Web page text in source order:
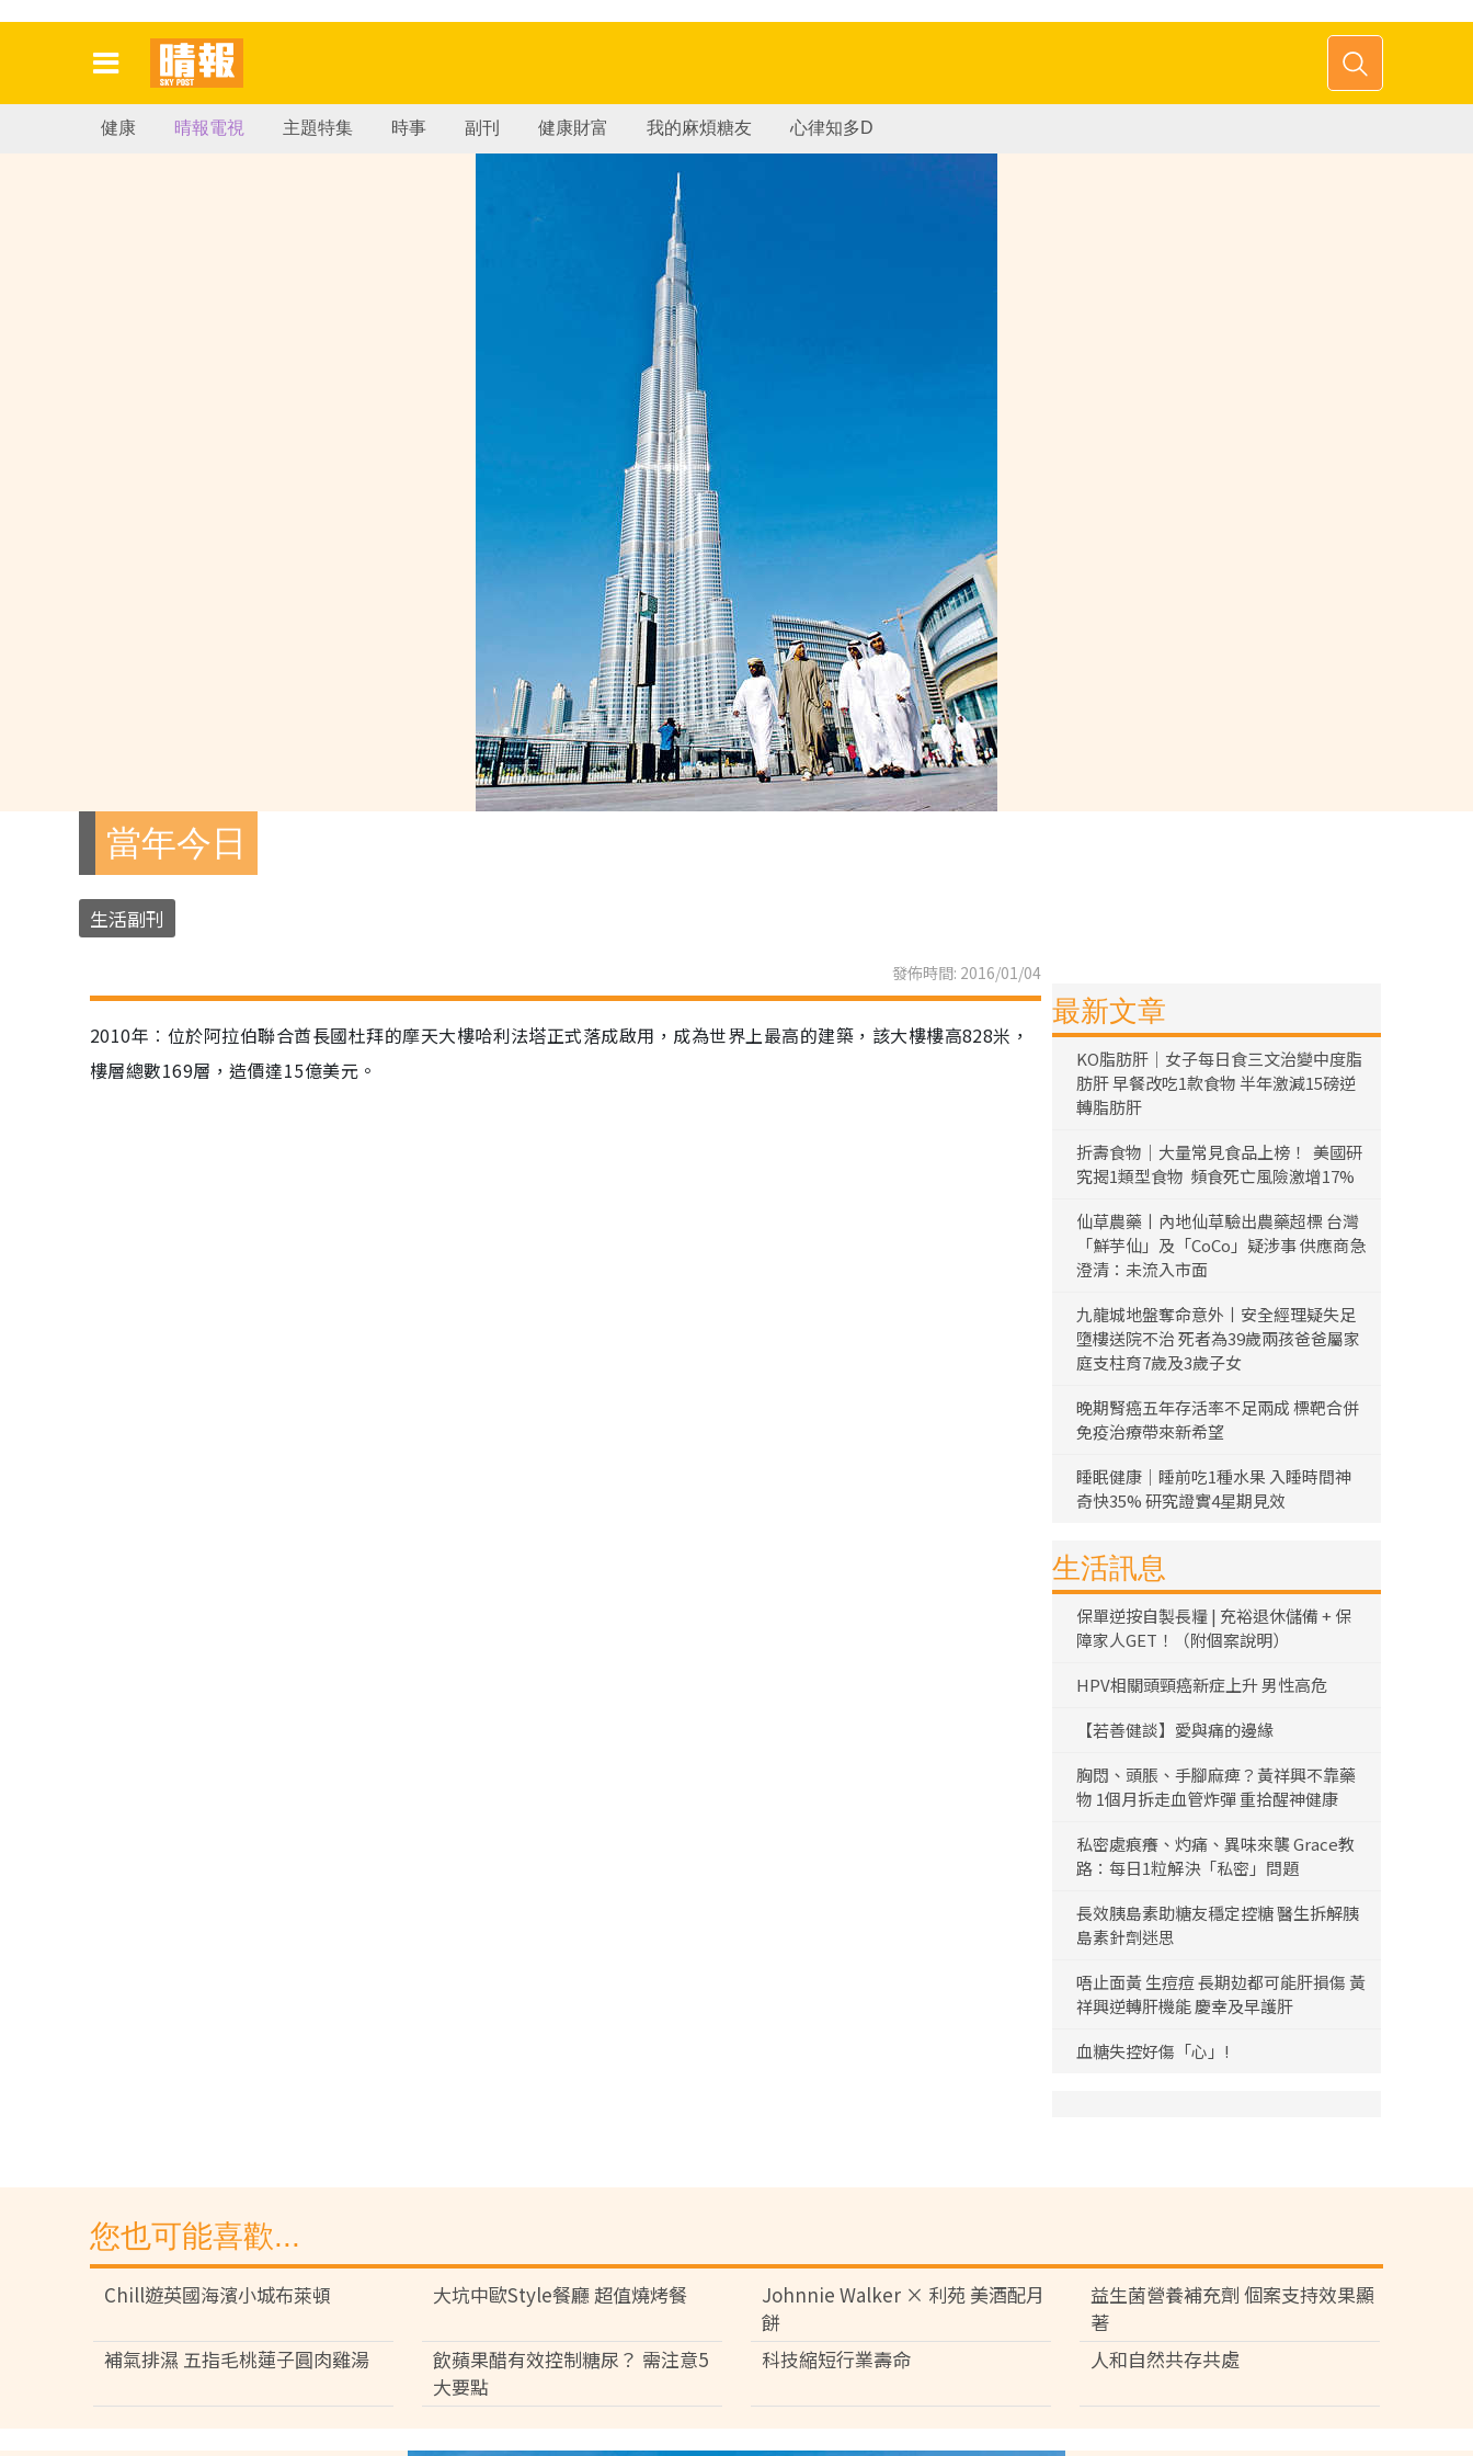
健康 晴報電視 主題特集 時事 副刊 健康財富 我的麻煩糖友 心律知多D
當年今日
生活副刊
發佈時間: 2016/01/04
2010年︰位於阿拉伯聯合酋長國杜拜的摩天大樓哈利法塔正式落成啟用，成為世界上最高的建築，該大樓樓高828米，
樓層總數169層，造價達15億美元。
最新文章
KO脂肪肝｜女子每日食三文治變中度脂
肪肝 早餐改吃1款食物 半年激減15磅逆
轉脂肪肝
折壽食物｜大量常見食品上榜！ 美國研
究揭1類型食物 頻食死亡風險激增17%
仙草農藥丨內地仙草驗出農藥超標 台灣
「鮮芋仙」及「CoCo」疑涉事 供應商急
澄清：未流入市面
九龍城地盤奪命意外丨安全經理疑失足
墮樓送院不治 死者為39歲兩孩爸爸屬家
庭支柱育7歲及3歲子女
晚期腎癌五年存活率不足兩成 標靶合併
免疫治療帶來新希望
睡眠健康｜睡前吃1種水果 入睡時間神
奇快35% 研究證實4星期見效
生活訊息
保單逆按自製長糧 | 充裕退休儲備 + 保
障家人GET！（附個案說明）
HPV相關頭頸癌新症上升 男性高危
【若善健談】愛與痛的邊緣
胸悶、頭脹、手腳麻痺？黃祥興不靠藥
物 1個月拆走血管炸彈 重拾醒神健康
私密處痕癢、灼痛、異味來襲 Grace教
路：每日1粒解決「私密」問題
長效胰島素助糖友穩定控糖 醫生拆解胰
島素針劑迷思
唔止面黃 生痘痘 長期攰都可能肝損傷 黃
祥興逆轉肝機能 慶幸及早護肝
血糖失控好傷「心」!
您也可能喜歡...
Chill遊英國海濱小城布萊頓 大坑中歐Style餐廳 超值燒烤餐
Johnnie Walker × 利苑 美酒配月
餅
益生菌營養補充劑 個案支持效果顯
著
補氣排濕 五指毛桃蓮子圓肉雞湯
飲蘋果醋有效控制糖尿？ 需注意5
大要點
科技縮短行業壽命 人和自然共存共處